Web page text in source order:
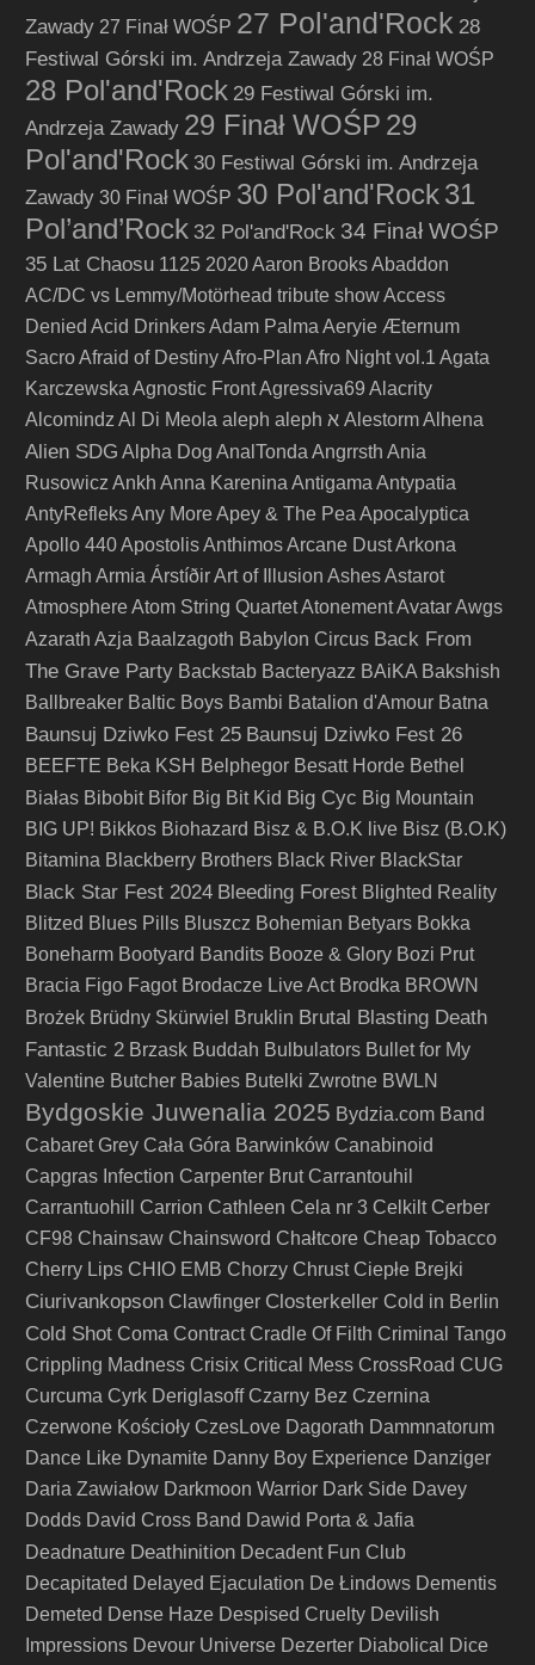
Zawady 27 Finał WOŚP 27 Pol'and'Rock 28
Festiwal Górski im. Andrzeja Zawady 28 Finał WOŚP
28 Pol'and'Rock 29 Festiwal Górski im.
Andrzeja Zawady 29 Finał WOŚP 29
Pol'and'Rock 30 Festiwal Górski im. Andrzeja
Zawady 30 Finał WOŚP 30 Pol'and'Rock31
Pol’and’Rock 32 Pol'and'Rock 34 Finał WOŚP
35 Lat Chaosu 1125 2020Aaron BrooksAbaddon
AC/DC vs Lemmy/Motörhead tribute showAccess
Denied Acid DrinkersAdam Palma Aeryie Æternum
SacroAfraid of DestinyAfro-Plan Afro Night vol.1 Agata
Karczewska Agnostic FrontAgressiva69 Alacrity
Alcomindz Al Di Meola aleph aleph א AlestormAlhena
Alien SDG Alpha Dog AnalTonda Angrrsth Ania
Rusowicz Ankh Anna Karenina Antigama Antypatia
AntyRefleksAny MoreApey & The Pea Apocalyptica
Apollo 440Apostolis AnthimosArcane DustArkona
Armagh Armia ÁrstíðirArt of Illusion AshesAstarot
AtmosphereAtom String QuartetAtonementAvatarAwgs
Azarath Azja Baalzagoth Babylon Circus Back From
The Grave Party Backstab Bacteryazz BAiKA Bakshish
Ballbreaker Baltic Boys Bambi Batalion d'Amour Batna
Baunsuj Dziwko Fest 25 Baunsuj Dziwko Fest 26
BEEFTE Beka KSH Belphegor Besatt Horde Bethel
Białas Bibobit Bifor Big Bit Kid Big Cyc Big Mountain
BIG UP! Bikkos Biohazard Bisz & B.O.K live Bisz (B.O.K)
Bitamina Blackberry Brothers Black River BlackStar
Black Star Fest 2024 Bleeding Forest Blighted Reality
Blitzed Blues Pills Bluszcz Bohemian Betyars Bokka
Boneharm Bootyard Bandits Booze & Glory Bozi Prut
Bracia Figo Fagot Brodacze Live Act Brodka BROWN
Brożek Brüdny Skürwiel Bruklin Brutal Blasting Death
Fantastic 2 Brzask Buddah Bulbulators Bullet for My
Valentine Butcher Babies Butelki Zwrotne BWLN
Bydgoskie Juwenalia 2025 Bydzia.com Band
Cabaret Grey Cała Góra Barwinków Canabinoid
Capgras Infection Carpenter Brut Carrantouhil
Carrantuohill
Carrion Cathleen Cela nr 3 Celkilt Cerber
CF98 Chainsaw Chainsword Chałtcore Cheap Tobacco
Cherry Lips CHIO EMB Chorzy Chrust Ciepłe Brejki
Ciurivankopson Clawfinger Closterkeller Cold in Berlin
Cold Shot Coma Contract Cradle Of Filth Criminal Tango
Crippling Madness Crisix Critical Mess CrossRoad CUG
Curcuma Cyrk Deriglasoff Czarny Bez Czernina
Czerwone Kościoły CzesLove Dagorath Dammnatorum
Dance Like Dynamite Danny Boy Experience Danziger
Daria Zawiałow Darkmoon Warrior Dark Side Davey
Dodds David Cross Band Dawid Porta & Jafia
Deadnature Deathinition Decadent Fun Club
Decapitated Delayed Ejaculation De Łindows Dementis
Demeted Dense Haze Despised Cruelty Devilish
Impressions Devour Universe Dezerter Diabolical
Dice